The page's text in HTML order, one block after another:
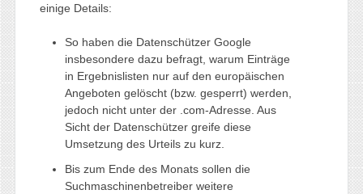
einige Details:
So haben die Datenschützer Google
insbesondere dazu befragt, warum Einträge
in Ergebnislisten nur auf den europäischen
Angeboten gelöscht (bzw. gesperrt) werden,
jedoch nicht unter der .com-Adresse. Aus
Sicht der Datenschützer greife diese
Umsetzung des Urteils zu kurz.
Bis zum Ende des Monats sollen die
Suchmaschinenbetreiber weitere